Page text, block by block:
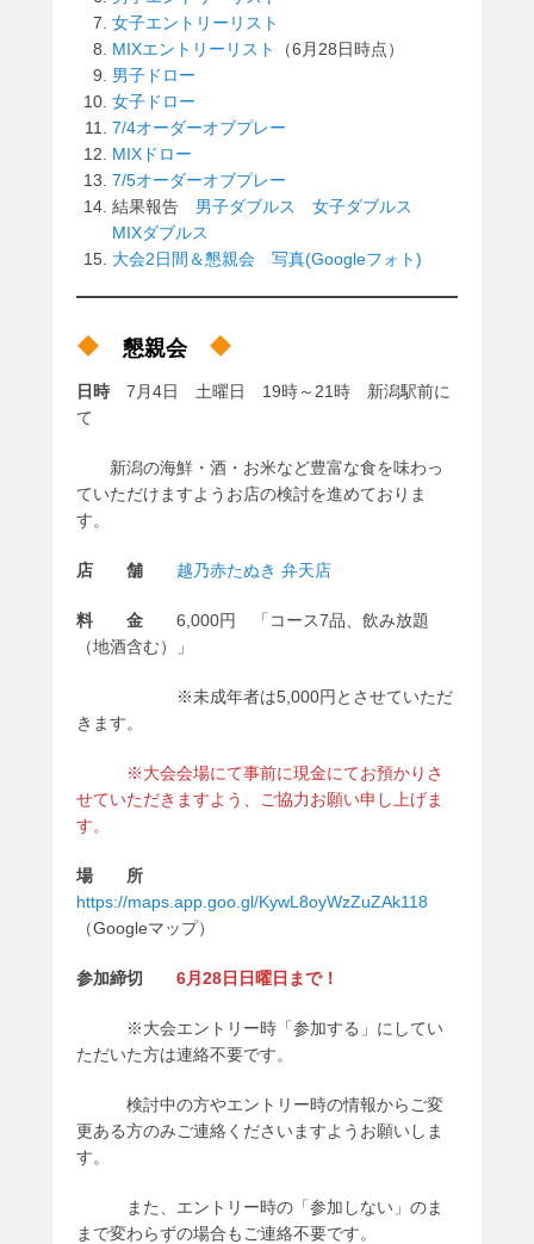
女子エントリーリスト
MIXエントリーリスト
（6月28日時点）
男子ドロー
女子ドロー
7/4オーダーオブプレー
MIXドロー
7/5オーダーオブプレー
結果報告 男子ダブルス
女子ダブルス
MIXダブルス
大会2日間＆懇親会 写真(Googleフォト)
懇親会
日時 7月4日 土曜日 19時～21時 新潟駅前に
て
新潟の海鮮・酒・お米など豊富な食を味わっ
ていただけますようお店の検討を進めておりま
す。
店 舗 越乃赤たぬき 弁天店
料 金 6,000円 「コース7品、飲み放題
（地酒含む）」
※未成年者は5,000円とさせていただ
きます。
※大会会場にて事前に現金にてお預かりさ
せていただきますよう、ご協力お願い申し上げま
す。
場 所
https://maps.app.goo.gl/KywL8oyWzZuZAk118
（Googleマップ）
参加締切 6月28日日曜日まで！
※大会エントリー時「参加する」にしてい
ただいた方は連絡不要です。
検討中の方やエントリー時の情報からご変
更ある方のみご連絡くださいますようお願いしま
す。
また、エントリー時の「参加しない」のま
まで変わらずの場合もご連絡不要です。